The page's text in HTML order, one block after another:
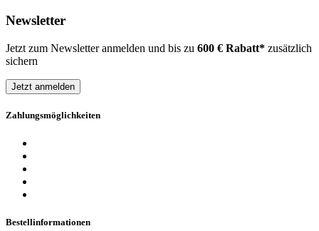
Newsletter
Jetzt zum Newsletter anmelden und bis zu 600 € Rabatt* zusätzlich
sichern
Jetzt anmelden
Zahlungsmöglichkeiten
Bestellinformationen